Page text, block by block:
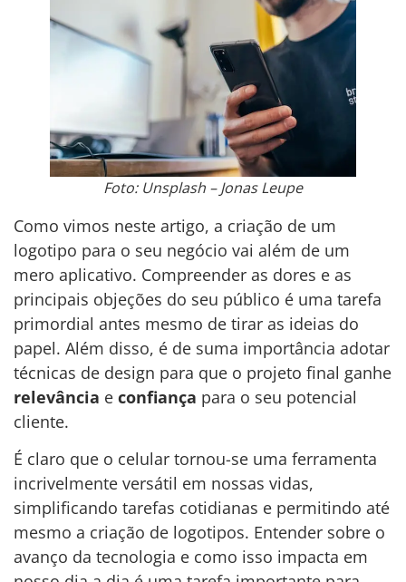
Foto: Unsplash – Jonas Leupe
Como vimos neste artigo, a criação de um
logotipo para o seu negócio vai além de um
mero aplicativo. Compreender as dores e as
principais objeções do seu público é uma tarefa
primordial antes mesmo de tirar as ideias do
papel. Além disso, é de suma importância adotar
técnicas de design para que o projeto final ganhe
relevância e confiança para o seu potencial
cliente.
É claro que o celular tornou-se uma ferramenta
incrivelmente versátil em nossas vidas,
simplificando tarefas cotidianas e permitindo até
mesmo a criação de logotipos. Entender sobre o
avanço da tecnologia e como isso impacta em